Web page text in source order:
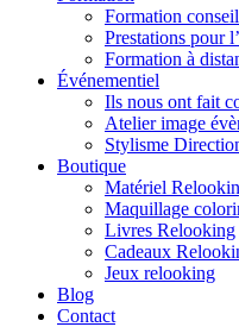
Formation
Prestations pour
Formation à
Événementiel
Ils nous ont fait
Atelier image
Stylisme
Boutique
Matériel
Maquillage
Livres Relooking
Cadeaux
Jeux relooking
Blog
Contact